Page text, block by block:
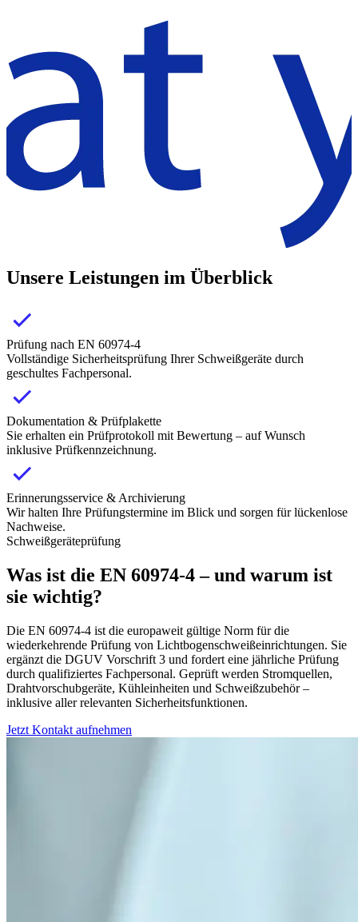
Unsere Leistungen im Überblick
Prüfung nach EN 60974-4
Vollständige Sicherheitsprüfung Ihrer Schweißgeräte durch
geschultes Fachpersonal.
Dokumentation & Prüfplakette
Sie erhalten ein Prüfprotokoll mit Bewertung – auf Wunsch
inklusive Prüfkennzeichnung.
Erinnerungsservice & Archivierung
Wir halten Ihre Prüfungstermine im Blick und sorgen für lückenlose
Nachweise.
Schweißgeräteprüfung
Was ist die EN 60974-4 – und warum ist
sie wichtig?
Die EN 60974-4 ist die europaweit gültige Norm für die
wiederkehrende Prüfung von Lichtbogenschweißeinrichtungen. Sie
ergänzt die DGUV Vorschrift 3 und fordert eine jährliche Prüfung
durch qualifiziertes Fachpersonal. Geprüft werden Stromquellen,
Drahtvorschubgeräte, Kühleinheiten und Schweißzubehör –
inklusive aller relevanten Sicherheitsfunktionen.
Jetzt Kontakt aufnehmen